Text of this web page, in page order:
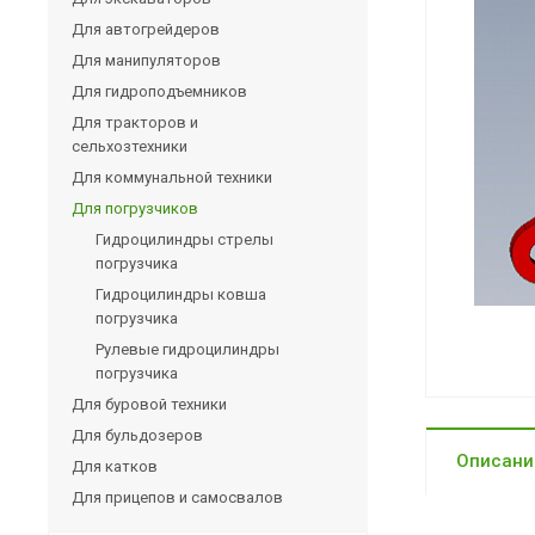
Для автогрейдеров
Для манипуляторов
Для гидроподъемников
Для тракторов и
сельхозтехники
Для коммунальной техники
Для погрузчиков
Гидроцилиндры стрелы
погрузчика
Гидроцилиндры ковша
погрузчика
Рулевые гидроцилиндры
погрузчика
Для буровой техники
Для бульдозеров
Для катков
Для прицепов и самосвалов